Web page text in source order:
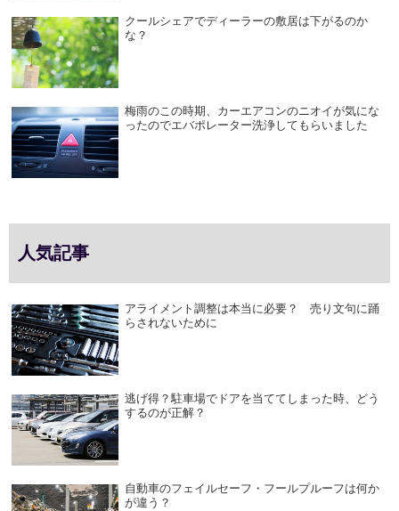
クールシェアでディーラーの敷居は下がるのか
な？
梅雨のこの時期、カーエアコンのニオイが気にな
ったのでエバポレーター洗浄してもらいました
人気記事
アライメント調整は本当に必要？ 売り文句に踊
らされないために
逃げ得？駐車場でドアを当ててしまった時、どう
するのが正解？
自動車のフェイルセーフ・フールプルーフは何か
が違う？